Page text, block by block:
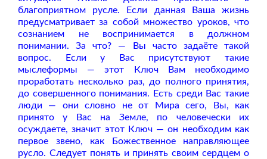
благоприятном русле. Если данная Ваша жизнь
предусматривает за собой множество уроков, что
сознанием не воспринимается в должном
понимании. За что? — Вы часто задаёте такой
вопрос. Если у Вас присутствуют такие
мыслеформы — этот Ключ Вам необходимо
проработать несколько раз, до полного принятия,
до совершенного понимания. Есть среди Вас такие
люди — они словно не от Мира сего, Вы, как
принято у Вас на Земле, по человечески их
осуждаете, значит этот Ключ — он необходим как
первое звено, как Божественное направляющее
русло. Следует понять и принять своим сердцем о